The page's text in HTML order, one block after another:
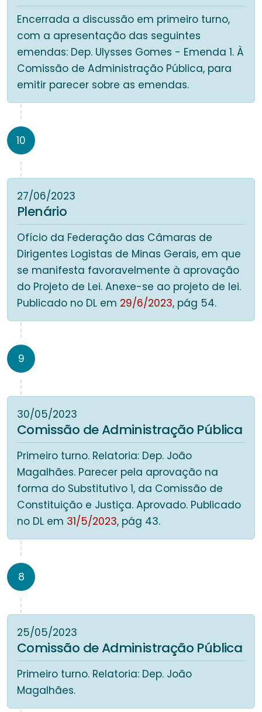
Encerrada a discussão em primeiro turno,
com a apresentação das seguintes
emendas: Dep. Ulysses Gomes - Emenda 1. À
Comissão de Administração Pública, para
emitir parecer sobre as emendas.
10
27/06/2023
Plenário
Ofício da Federação das Câmaras de
Dirigentes Logistas de Minas Gerais, em que
se manifesta favoravelmente à aprovação
do Projeto de Lei. Anexe-se ao projeto de lei.
Publicado no DL em 29/6/2023, pág 54.
9
30/05/2023
Comissão de Administração Pública
Primeiro turno. Relatoria: Dep. João
Magalhães. Parecer pela aprovação na
forma do Substitutivo 1, da Comissão de
Constituição e Justiça. Aprovado. Publicado
no DL em 31/5/2023, pág 43.
8
25/05/2023
Comissão de Administração Pública
Primeiro turno. Relatoria: Dep. João
Magalhães.